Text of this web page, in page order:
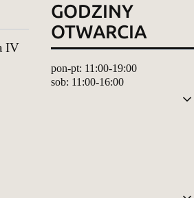
IV
GODZINY
OTWARCIA
pon-pt: 11:00-19:00
sob: 11:00-16:00